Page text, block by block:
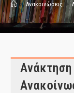
> Ανακοινώσεις >